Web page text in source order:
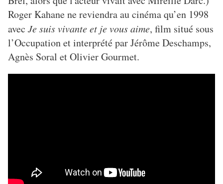
Roger Kahane ne reviendra au cinéma qu’en 1998
avec Je suis vivante et je vous aime, film situé sous
l’Occupation et interprété par Jérôme Deschamps,
Agnès Soral et Olivier Gourmet.